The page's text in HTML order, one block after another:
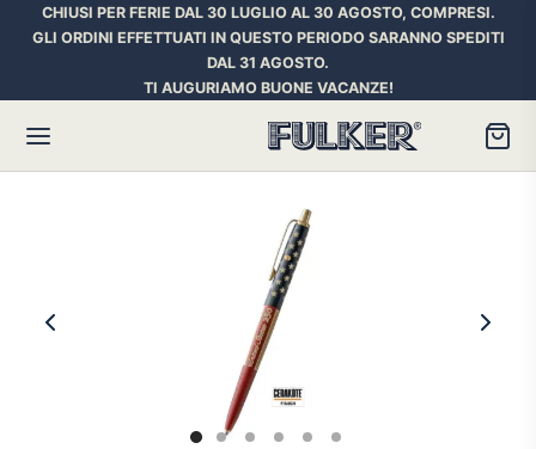
CHIUSI PER FERIE DAL 30 LUGLIO AL 30 AGOSTO, COMPRESI.
GLI ORDINI EFFETTUATI IN QUESTO PERIODO SARANNO SPEDITI
DAL 31 AGOSTO.
TI AUGURIAMO BUONE VACANZE!
SPACE PEN
PENNE
E INCHIOSTRI
Penne Stilografiche